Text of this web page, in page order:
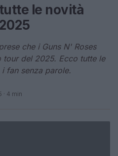
tutte le novità
che i Guns N' Roses
del 2025. Ecco tutte le
fan senza parole.
· 4 min